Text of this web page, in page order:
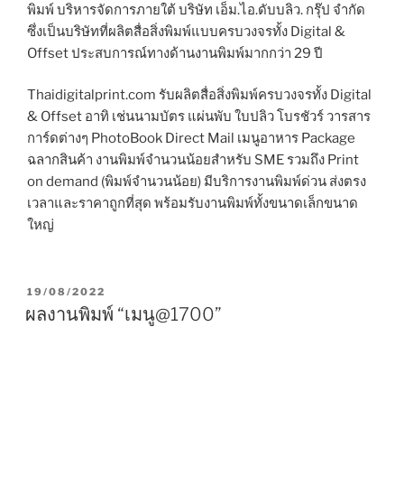
พิมพ์ บริหารจัดการภายใต้ บริษัท เอ็ม.ไอ.ดับบลิว. กรุ๊ป จำกัด
ซึ่งเป็นบริษัทที่ผลิตสื่อสิ่งพิมพ์แบบครบวงจรทั้ง Digital &
Offset ประสบการณ์ทางด้านงานพิมพ์มากกว่า 29 ปี
Thaidigitalprint.com รับผลิตสื่อสิ่งพิมพ์ครบวงจรทั้ง Digital
& Offset อาทิ เช่นนามบัตร แผ่นพับ ใบปลิว โบรชัวร์ วารสาร
การ์ดต่างๆ PhotoBook Direct Mail เมนูอาหาร Package
ฉลากสินค้า งานพิมพ์จำนวนน้อยสำหรับ SME รวมถึง Print
on demand (พิมพ์จำนวนน้อย) มีบริการงานพิมพ์ด่วน ส่งตรง
เวลาและราคาถูกที่สุด พร้อมรับงานพิมพ์ทั้งขนาดเล็กขนาด
ใหญ่
P
S
19/08/2022
ผลงานพิมพ์ “เมนู@1700”